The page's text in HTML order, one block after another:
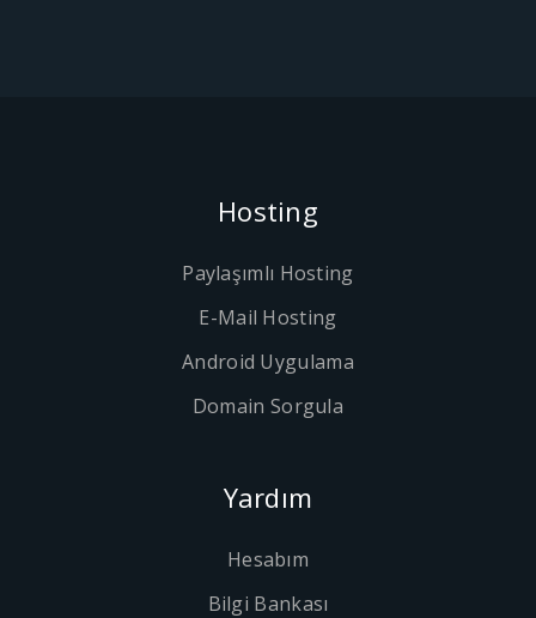
Hosting
Paylaşımlı Hosting
E-Mail Hosting
Android Uygulama
Domain Sorgula
Yardım
Hesabım
Bilgi Bankası